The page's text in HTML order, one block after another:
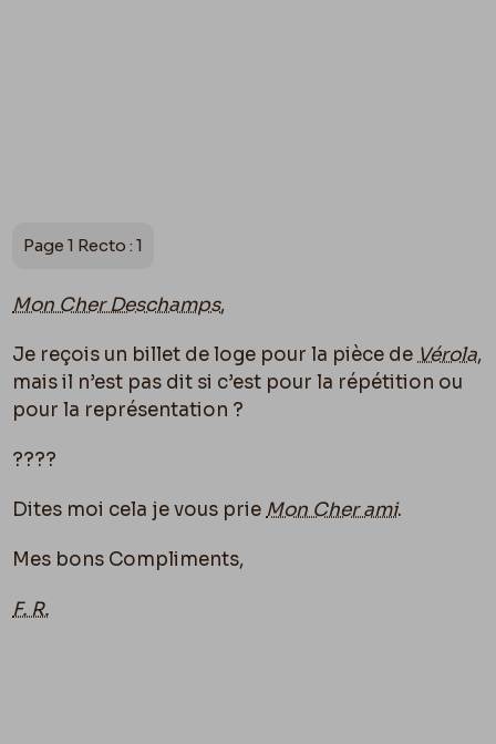
Page 1 Recto : 1
Mon Cher Deschamps,
Je reçois un billet de loge pour la pièce de Vérola,
mais il n’est pas dit si c’est pour la répétition ou
pour la représentation ?
????
Dites moi cela je vous prie Mon Cher ami.
Mes bons Compliments,
F. R.